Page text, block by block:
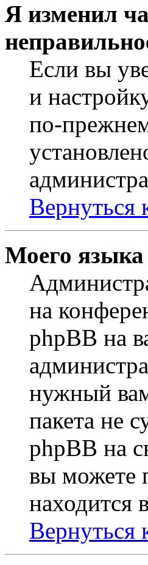
Я изменил
Если вы
и
по-
Вернуться
Моего языка
на
phpBB на
нужный
пакета не
phpBB на
вы можете
находится
Вернуться